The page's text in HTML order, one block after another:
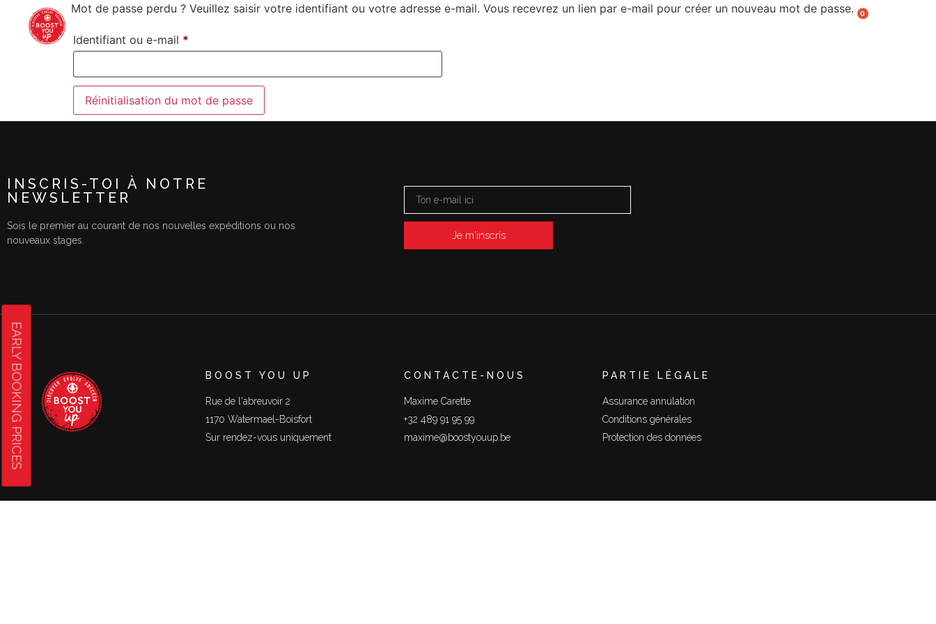
0
EARLY BOOKING PRICES
Mot de passe perdu ? Veuillez saisir votre identifiant ou votre adresse e-mail. Vous recevrez un lien par e-mail pour créer un nouveau mot de passe.
Identifiant ou e-mail *
Réinitialisation du mot de passe
INSCRIS-TOI À NOTRE
NEWSLETTER
Sois le premier au courant de nos nouvelles expéditions ou nos
nouveaux stages.
Je m'inscris
BOOST YOU UP
Rue de l'abreuvoir 2
1170 Watermael-Boisfort
Sur rendez-vous uniquement
CONTACTE-NOUS
Maxime Carette
+32 489 91 95 99
maxime@boostyouup.be
PARTIE LÉGALE
Assurance annulation
Conditions générales
Protection des données